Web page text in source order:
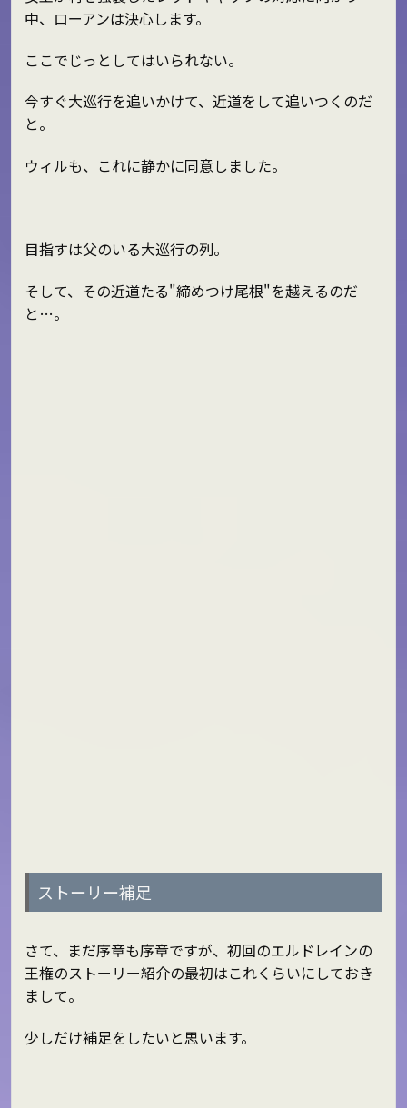
中、ローアンは決心します。
ここでじっとしてはいられない。
今すぐ大巡行を追いかけて、近道をして追いつくのだ
と。
ウィルも、これに静かに同意しました。
目指すは父のいる大巡行の列。
そして、その近道たる"締めつけ尾根"を越えるのだ
と…。
ストーリー補足
さて、まだ序章も序章ですが、初回のエルドレインの
王権のストーリー紹介の最初はこれくらいにしておき
まして。
少しだけ補足をしたいと思います。